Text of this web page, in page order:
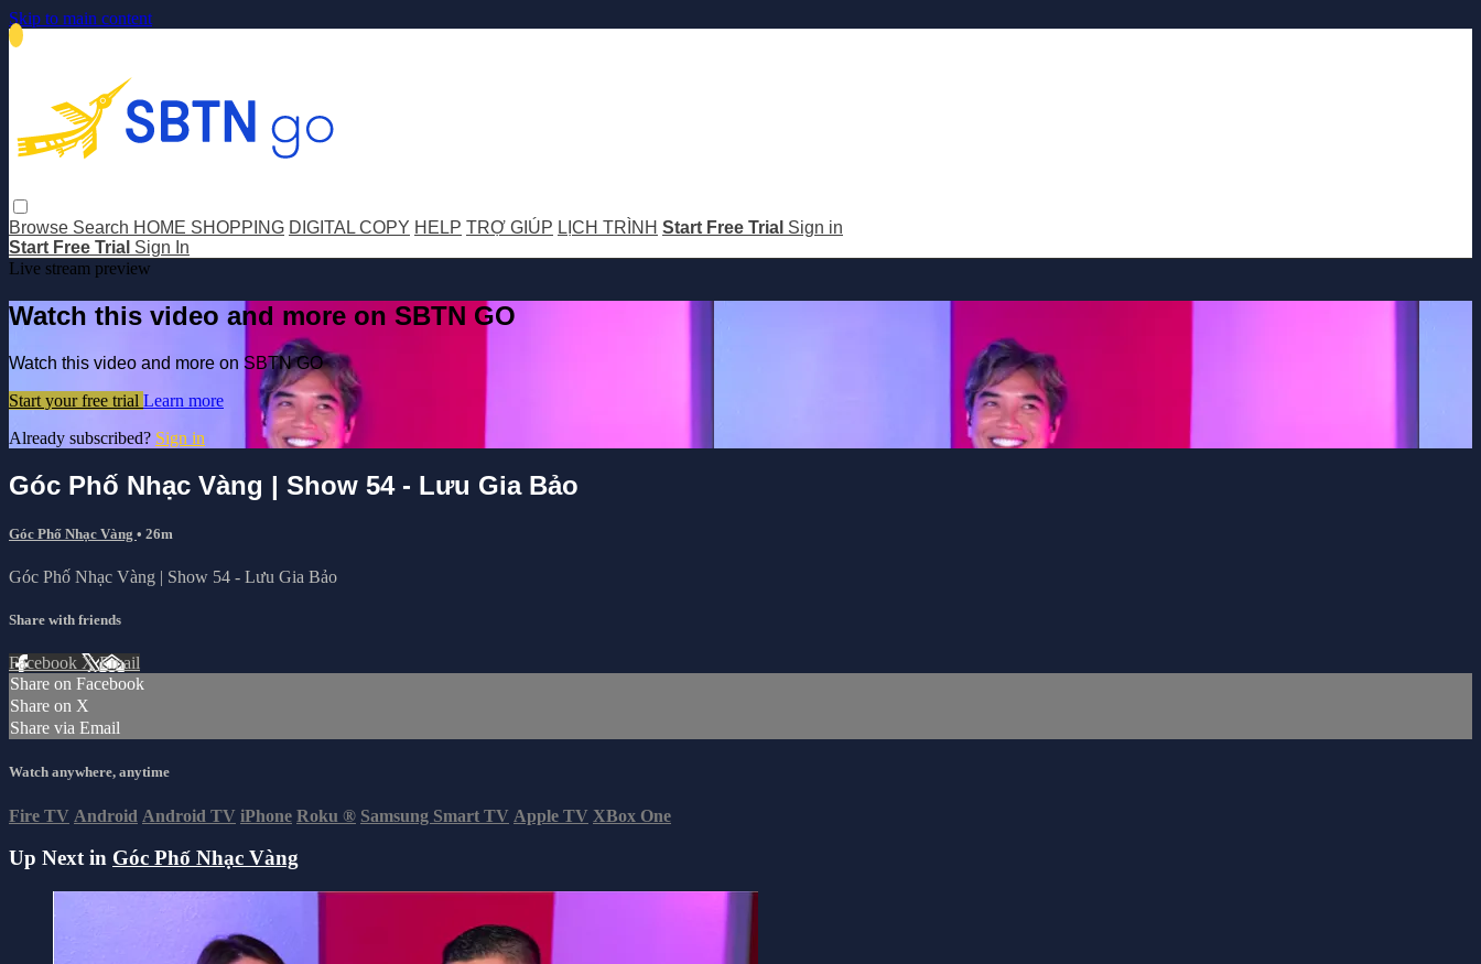
Skip to main content
Browse Search HOME SHOPPING DIGITAL COPY HELP TRỢ GIÚP LỊCH TRÌNH Start Free Trial Sign in
Start Free Trial Sign In
Live stream preview
Watch this video and more on SBTN GO
Watch this video and more on SBTN GO
Start your free trial Learn more
Already subscribed? Sign in
Góc Phố Nhạc Vàng | Show 54 - Lưu Gia Bảo
Góc Phố Nhạc Vàng • 26m
Góc Phố Nhạc Vàng | Show 54 - Lưu Gia Bảo
Share with friends
Facebook XEmail
Share on Facebook
Share on X
Share via Email
Watch anywhere, anytime
Fire TV Android Android TV iPhone Roku ® Samsung Smart TV Apple TV XBox One
Up Next in Góc Phố Nhạc Vàng